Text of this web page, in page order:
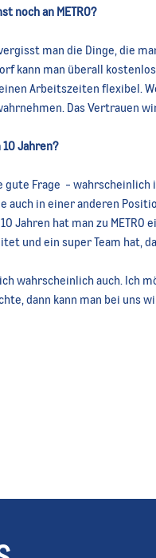
noch an METRO?
man die Dinge, die
kann man überall
Arbeitszeiten flexibel.
Das Vertrauen
Jahren?
gute Frage - wahrscheinlich
auch in einer anderen
Jahren hat man zu
und ein super Team hat,
wahrscheinlich auch. Ich
dann kann man bei uns